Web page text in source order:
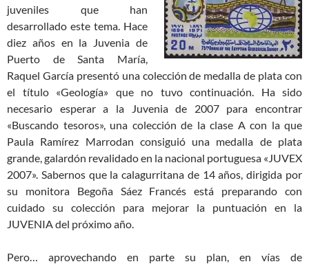
juveniles que han
desarrollado este tema. Hace
diez años en la Juvenia de
Puerto de Santa María,
Raquel García presentó una colección de medalla de plata con
el título «Geología» que no tuvo continuación. Ha sido
necesario esperar a la Juvenia de 2007 para encontrar
«Buscando tesoros», una colección de la clase A con la que
Paula Ramírez Marrodan consiguió una medalla de plata
grande, galardón revalidado en la nacional portuguesa «JUVEX
2007». Sabernos que la calagurritana de 14 años, dirigida por
su monitora Begoña Sáez Francés está preparando con
cuidado su colección para mejorar la puntuación en la
JUVENIA del próximo año.
Pero… aprovechando en parte su plan, en vías de